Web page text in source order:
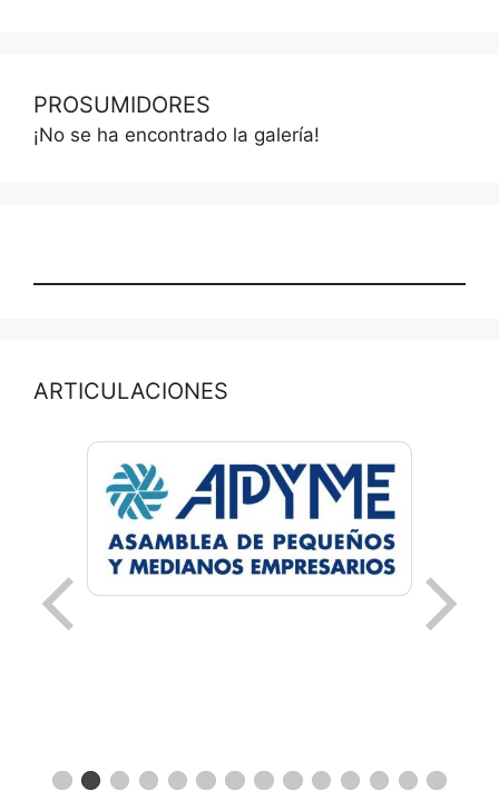
PROSUMIDORES
¡No se ha encontrado la galería!
ARTICULACIONES